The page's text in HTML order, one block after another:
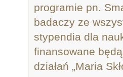
programie pn.
badaczy ze
stypendia dla
finansowane
działań „Maria